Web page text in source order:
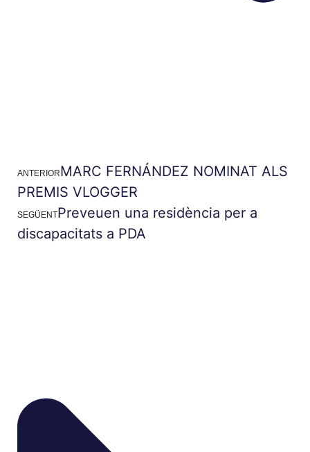
ANTERIORMARC FERNÁNDEZ NOMINAT ALS
PREMIS VLOGGER
SEGÜENTPreveuen una residència per a
discapacitats a PDA